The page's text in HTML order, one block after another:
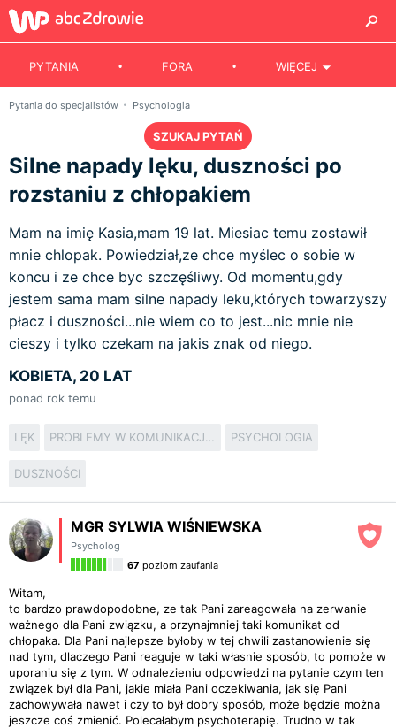
PYTANIA FORA WIĘCEJ
Pytania do specjalistów Psychologia
SZUKAJ PYTAŃ
Silne napady lęku, duszności po
rozstaniu z chłopakiem
Mam na imię Kasia,mam 19 lat. Miesiac temu zostawił
mnie chlopak. Powiedział,ze chce myślec o sobie w
koncu i ze chce byc szczęśliwy. Od momentu,gdy
jestem sama mam silne napady leku,których towarzyszy
płacz i duszności...nie wiem co to jest...nic mnie nie
cieszy i tylko czekam na jakis znak od niego.
KOBIETA, 20 LAT
ponad rok temu
LĘK PROBLEMY W KOMUNIKACJI MIĘDZY PARTNERAMI PSYCHOLOGIA
DUSZNOŚCI
MGR SYLWIA WIŚNIEWSKA
Psycholog
67 poziom zaufania
Witam,
to bardzo prawdopodobne, ze tak Pani zareagowała na zerwanie
ważnego dla Pani związku, a przynajmniej taki komunikat od
chłopaka. Dla Pani najlepsze byłoby w tej chwili zastanowienie się
nad tym, dlaczego Pani reaguje w taki własnie sposób, to pomoże w
uporaniu się z tym. W odnalezieniu odpowiedzi na pytanie czym ten
związek był dla Pani, jakie miała Pani oczekiwania, jak się Pani
zachowywała nawet i czy to był dobry sposób, może będzie można
jeszcze coś zmienić. Polecałabym psychoterapię. Trudno w tak